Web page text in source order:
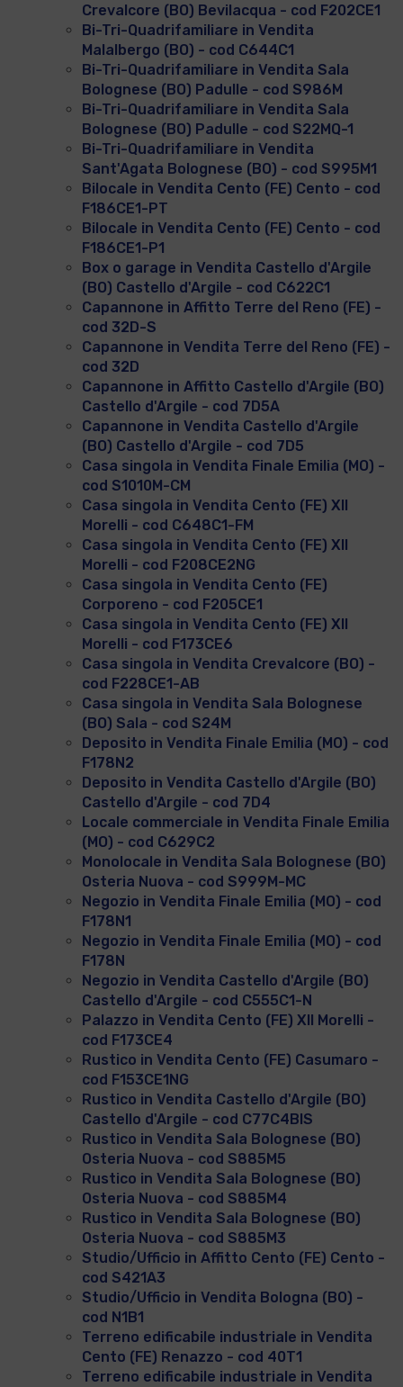
Crevalcore (BO) Bevilacqua - cod F202CE1
Bi-Tri-Quadrifamiliare in Vendita
Malalbergo (BO) - cod C644C1
Bi-Tri-Quadrifamiliare in Vendita Sala
Bolognese (BO) Padulle - cod S986M
Bi-Tri-Quadrifamiliare in Vendita Sala
Bolognese (BO) Padulle - cod S22MQ-1
Bi-Tri-Quadrifamiliare in Vendita
Sant'Agata Bolognese (BO) - cod S995M1
Bilocale in Vendita Cento (FE) Cento - cod
F186CE1-PT
Bilocale in Vendita Cento (FE) Cento - cod
F186CE1-P1
Box o garage in Vendita Castello d'Argile
(BO) Castello d'Argile - cod C622C1
Capannone in Affitto Terre del Reno (FE) -
cod 32D-S
Capannone in Vendita Terre del Reno (FE) -
cod 32D
Capannone in Affitto Castello d'Argile (BO)
Castello d'Argile - cod 7D5A
Capannone in Vendita Castello d'Argile
(BO) Castello d'Argile - cod 7D5
Casa singola in Vendita Finale Emilia (MO) -
cod S1010M-CM
Casa singola in Vendita Cento (FE) XII
Morelli - cod C648C1-FM
Casa singola in Vendita Cento (FE) XII
Morelli - cod F208CE2NG
Casa singola in Vendita Cento (FE)
Corporeno - cod F205CE1
Casa singola in Vendita Cento (FE) XII
Morelli - cod F173CE6
Casa singola in Vendita Crevalcore (BO) -
cod F228CE1-AB
Casa singola in Vendita Sala Bolognese
(BO) Sala - cod S24M
Deposito in Vendita Finale Emilia (MO) - cod
F178N2
Deposito in Vendita Castello d'Argile (BO)
Castello d'Argile - cod 7D4
Locale commerciale in Vendita Finale Emilia
(MO) - cod C629C2
Monolocale in Vendita Sala Bolognese (BO)
Osteria Nuova - cod S999M-MC
Negozio in Vendita Finale Emilia (MO) - cod
F178N1
Negozio in Vendita Finale Emilia (MO) - cod
F178N
Negozio in Vendita Castello d'Argile (BO)
Castello d'Argile - cod C555C1-N
Palazzo in Vendita Cento (FE) XII Morelli -
cod F173CE4
Rustico in Vendita Cento (FE) Casumaro -
cod F153CE1NG
Rustico in Vendita Castello d'Argile (BO)
Castello d'Argile - cod C77C4BIS
Rustico in Vendita Sala Bolognese (BO)
Osteria Nuova - cod S885M5
Rustico in Vendita Sala Bolognese (BO)
Osteria Nuova - cod S885M4
Rustico in Vendita Sala Bolognese (BO)
Osteria Nuova - cod S885M3
Studio/Ufficio in Affitto Cento (FE) Cento -
cod S421A3
Studio/Ufficio in Vendita Bologna (BO) -
cod N1B1
Terreno edificabile industriale in Vendita
Cento (FE) Renazzo - cod 40T1
Terreno edificabile industriale in Vendita